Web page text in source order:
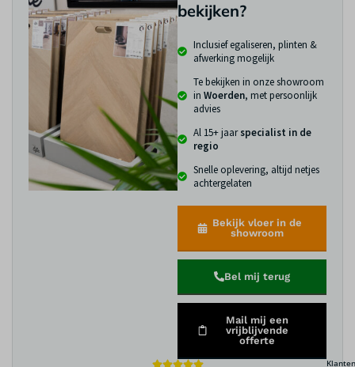
bekijken?
Inclusief egaliseren, plinten &
afwerking mogelijk
Te bekijken in onze showroom
in Woerden, met persoonlijk
advies
Al 15+ jaarspecialist in de
regio
Snelle oplevering, altijd netjes
achtergelaten
Bekijk vloer in de
showroom
Bel mij terug
Mail mij een
vrijblijvende
offerte
Klanten